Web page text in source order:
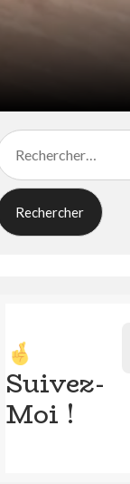
Rechercher :
Suivez-
Moi !